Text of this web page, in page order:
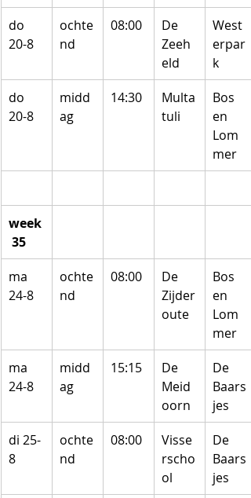
do
20-8
ochte
nd
08:00
De
Zeeh
eld
West
erpar
k
do
20-8
midd
ag
14:30
Multa
tuli
Bos
en
Lom
mer
week
35
ma
24-8
ochte
nd
08:00
De
Zijder
oute
Bos
en
Lom
mer
ma
24-8
midd
ag
15:15
De
Meid
oorn
De
Baars
jes
di 25-
8
ochte
nd
08:00
Visse
rscho
ol
De
Baars
jes